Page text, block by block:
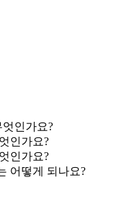
인가요?
인가요?
인가요?
어떻게 되나요?